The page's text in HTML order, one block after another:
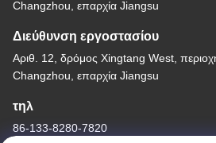
Changzhou, επαρχία Jiangsu
Διεύθυνση εργοστασίου
Αριθ. 12, δρόμος Xingtang West,
Changzhou, επαρχία Jiangsu
τηλ
86-133-8280-7820